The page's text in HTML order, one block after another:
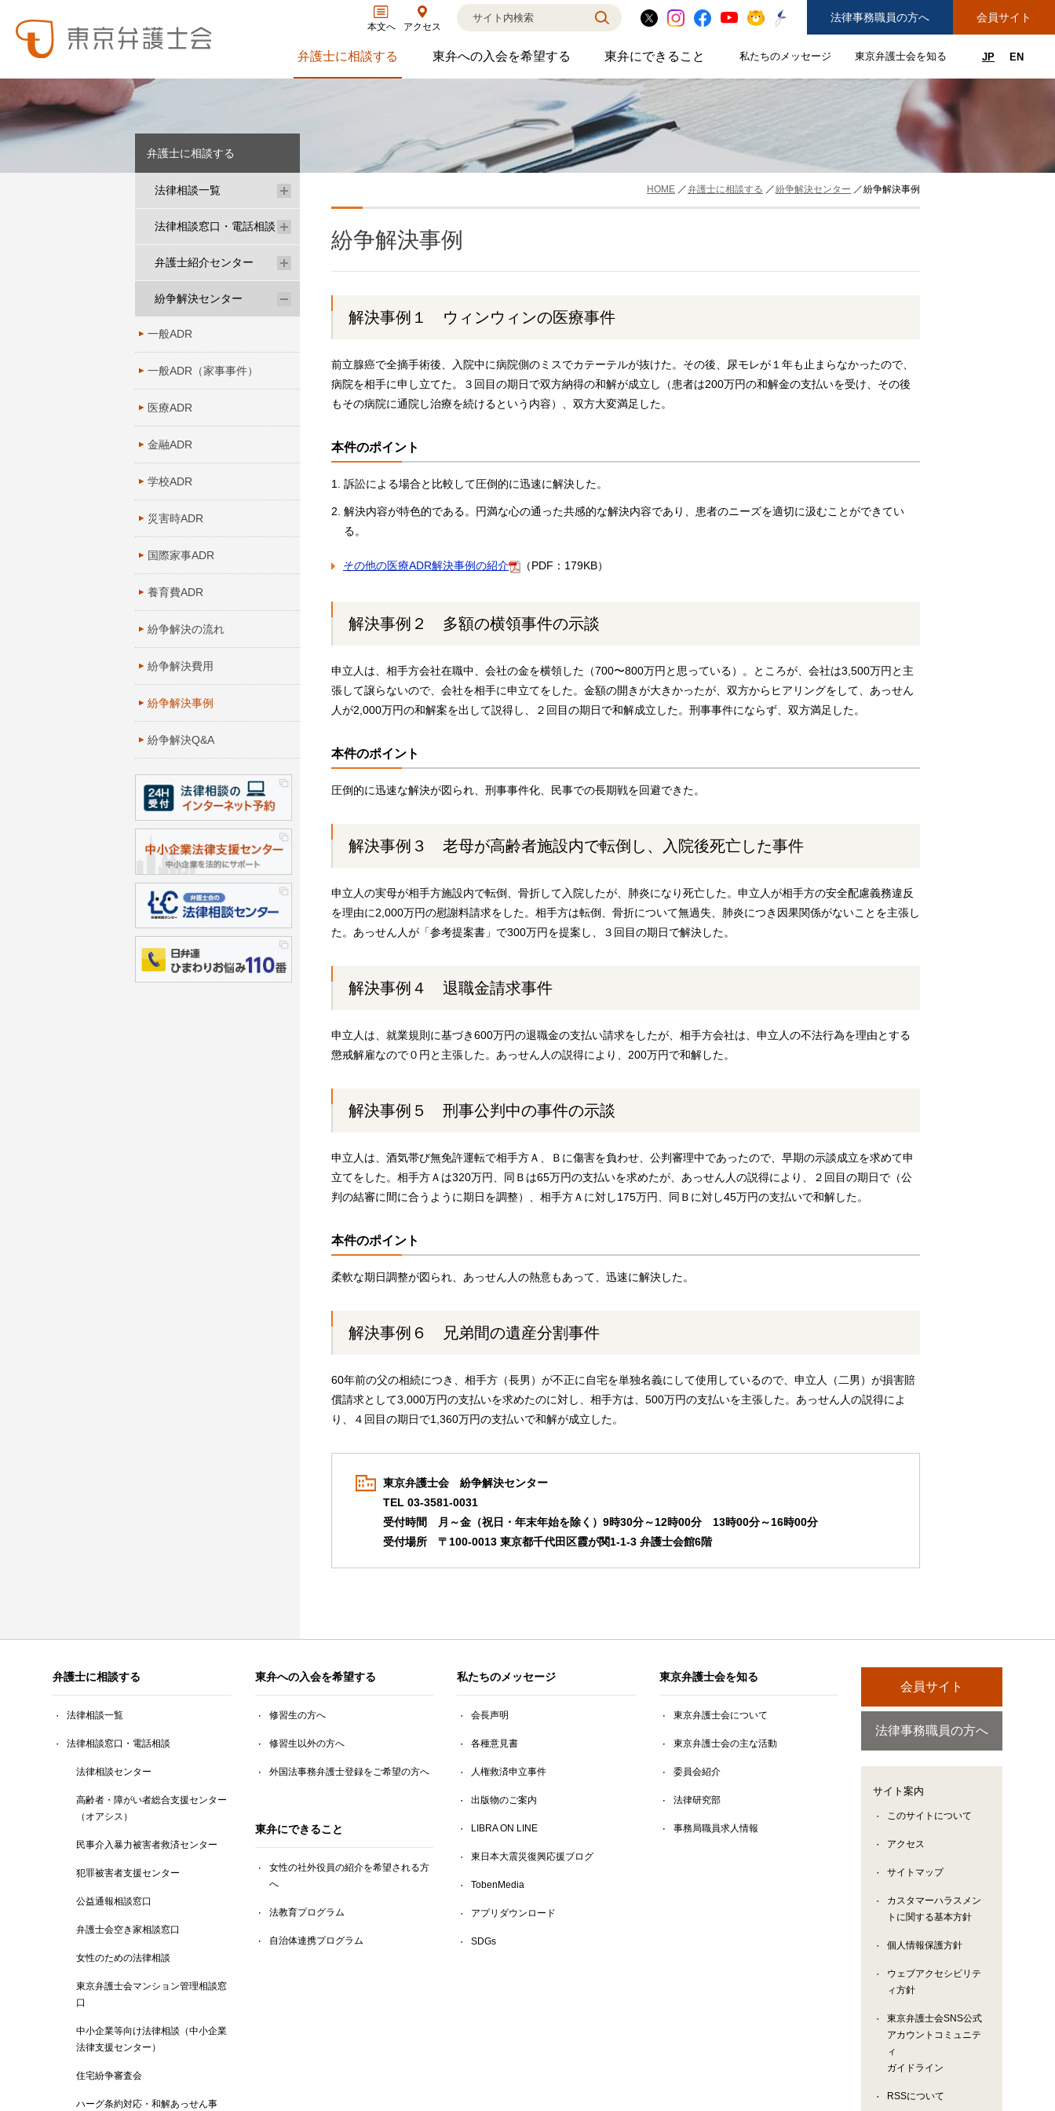
本文へ アクセス
法律事務職員の方へ 会員サイト
弁護士に相談する弁護士に相談するのサブメニューを開閉
東弁への入会を希望する東弁への入会を希望するのサブメニューを開閉
東弁にできること東弁にできることのサブメニューを開閉
私たちのメッセージ私たちのメッセージのサブメニューを開閉
東京弁護士会を知る東京弁護士会を知るのサブメニ
JP EN
HOME 弁護士に相談する 紛争解決センター 紛争解決事例
紛争解決事例
解決事例１ ウィンウィンの医療事件
前立腺癌で全摘手術後、入院中に病院側のミスでカテーテルが抜けた。その後、尿モレが１年も止まらなかったので、
病院を相手に申し立てた。３回目の期日で双方納得の和解が成立し（患者は200万円の和解金の支払いを受け、その後
もその病院に通院し治療を続けるという内容）、双方大変満足した。
本件のポイント
訴訟による場合と比較して圧倒的に迅速に解決した。
解決内容が特色的である。円満な心の通った共感的な解決内容であり、患者のニーズを適切に汲むことができてい
る。
その他の医療ADR解決事例の紹介 （PDF：179KB）
解決事例２ 多額の横領事件の示談
申立人は、相手方会社在職中、会社の金を横領した（700〜800万円と思っている）。ところが、会社は3,500万円と主
張して譲らないので、会社を相手に申立てをした。金額の開きが大きかったが、双方からヒアリングをして、あっせん
人が2,000万円の和解案を出して説得し、２回目の期日で和解成立した。刑事事件にならず、双方満足した。
本件のポイント
圧倒的に迅速な解決が図られ、刑事事件化、民事での長期戦を回避できた。
解決事例３ 老母が高齢者施設内で転倒し、入院後死亡した事件
申立人の実母が相手方施設内で転倒、骨折して入院したが、肺炎になり死亡した。申立人が相手方の安全配慮義務違反
を理由に2,000万円の慰謝料請求をした。相手方は転倒、骨折について無過失、肺炎につき因果関係がないことを主張し
た。あっせん人が「参考提案書」で300万円を提案し、３回目の期日で解決した。
解決事例４ 退職金請求事件
申立人は、就業規則に基づき600万円の退職金の支払い請求をしたが、相手方会社は、申立人の不法行為を理由とする
懲戒解雇なので０円と主張した。あっせん人の説得により、200万円で和解した。
解決事例５ 刑事公判中の事件の示談
申立人は、酒気帯び無免許運転で相手方Ａ、Ｂに傷害を負わせ、公判審理中であったので、早期の示談成立を求めて申
立てをした。相手方Ａは320万円、同Ｂは65万円の支払いを求めたが、あっせん人の説得により、２回目の期日で（公
判の結審に間に合うように期日を調整）、相手方Ａに対し175万円、同Ｂに対し45万円の支払いで和解した。
本件のポイント
柔軟な期日調整が図られ、あっせん人の熱意もあって、迅速に解決した。
解決事例６ 兄弟間の遺産分割事件
60年前の父の相続につき、相手方（長男）が不正に自宅を単独名義にして使用しているので、申立人（二男）が損害賠
償請求として3,000万円の支払いを求めたのに対し、相手方は、500万円の支払いを主張した。あっせん人の説得によ
り、４回目の期日で1,360万円の支払いで和解が成立した。
東京弁護士会 紛争解決センター
TEL 03-3581-0031
受付時間 月～金（祝日・年末年始を除く）9時30分～12時00分 13時00分～16時00分
受付場所 〒100-0013 東京都千代田区霞が関1-1-3 弁護士会館6階
弁護士に相談する
法律相談一覧
法律相談窓口・電話相談
弁護士紹介センター
紛争解決センター
一般ADR
一般ADR（家事事件）
医療ADR
金融ADR
学校ADR
災害時ADR
国際家事ADR
養育費ADR
紛争解決の流れ
紛争解決費用
紛争解決事例
紛争解決Q&A
弁護士に相談する
法律相談一覧
法律相談窓口・電話相談
法律相談センター
高齢者・障がい者総合支援センター
（オアシス）
民事介入暴力被害者救済センター
犯罪被害者支援センター
公益通報相談窓口
弁護士会空き家相談窓口
女性のための法律相談
東京弁護士会マンション管理相談窓
口
中小企業等向け法律相談（中小企業
法律支援センター）
住宅紛争審査会
ハーグ条約対応・和解あっせん事
東弁への入会を希望する
修習生の方へ
修習生以外の方へ
外国法事務弁護士登録をご希望の方へ
東弁にできること
女性の社外役員の紹介を希望される方
へ
法教育プログラム
自治体連携プログラム
私たちのメッセージ
会長声明
各種意見書
人権救済申立事件
出版物のご案内
LIBRA ON LINE
東日本大震災復興応援ブログ
TobenMedia
アプリダウンロード
SDGs
東京弁護士会を知る
東京弁護士会について
東京弁護士会の主な活動
委員会紹介
法律研究部
事務局職員求人情報
会員サイト
法律事務職員の方へ
サイト案内
このサイトについて
アクセス
サイトマップ
カスタマーハラスメン
トに関する基本方針
個人情報保護方針
ウェブアクセシビリテ
ィ方針
東京弁護士会SNS公式
アカウントコミュニテ
ィ
ガイドライン
RSSについて